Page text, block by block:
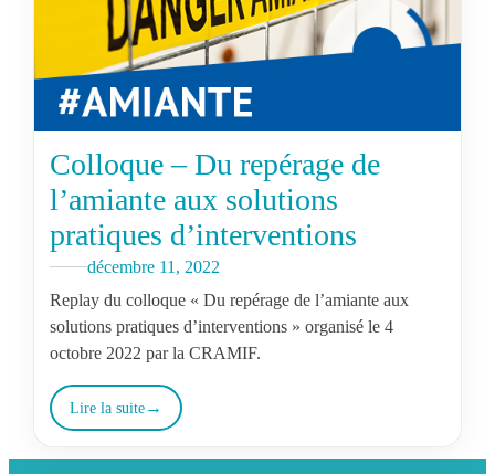
Colloque – Du repérage de
l’amiante aux solutions
pratiques d’interventions
décembre 11, 2022
Replay du colloque « Du repérage de l’amiante aux
solutions pratiques d’interventions » organisé le 4
octobre 2022 par la CRAMIF.
Lire la suite